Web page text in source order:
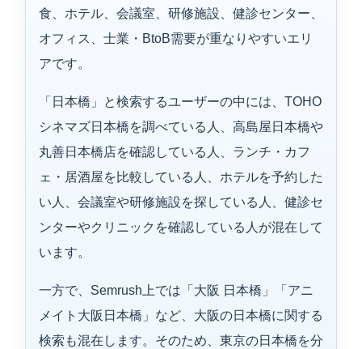
食、ホテル、会議室、研修施設、健診センター、
オフィス、士業・BtoB需要が重なりやすいエリ
アです。
「日本橋」と検索するユーザーの中には、TOHO
シネマズ日本橋を調べている人、高島屋日本橋や
丸善日本橋店を確認している人、ランチ・カフ
ェ・居酒屋を比較している人、ホテルを予約した
い人、会議室や研修施設を探している人、健診セ
ンターやクリニックを確認している人が混在して
います。
一方で、Semrush上では「大阪 日本橋」「アニ
メイト大阪日本橋」など、大阪の日本橋に関する
検索も混在します。そのため、東京の日本橋を分